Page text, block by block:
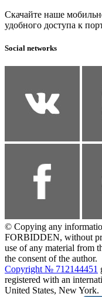
Скачайте наше
удобного доступа к
Social networks
© Copying any
FORBIDDEN, without
use of any material from
the consent of the author.
Copyright № 712144451
registered with an
United States, New York.